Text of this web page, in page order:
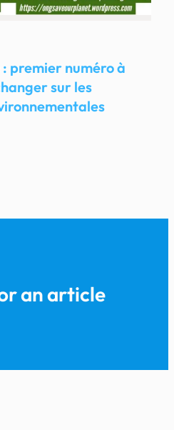
premier numéro à
sur les
an article